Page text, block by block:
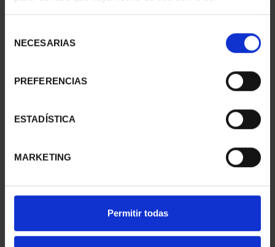
NECESARIAS
PREFERENCIAS
ESTADÍSTICA
MARKETING
Permitir todas
610,00 €
VCºVTA.MNDO